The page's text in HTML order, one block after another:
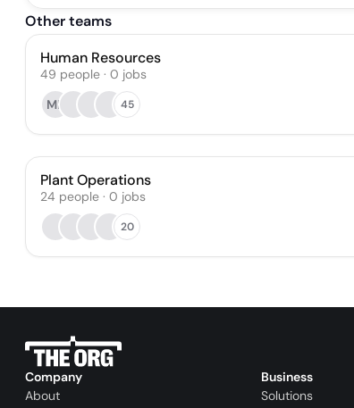
Other teams
Human Resources
49 people · 0 jobs
MK
45
Plant Operations
24 people · 0 jobs
20
Company
About
Business
Solutions